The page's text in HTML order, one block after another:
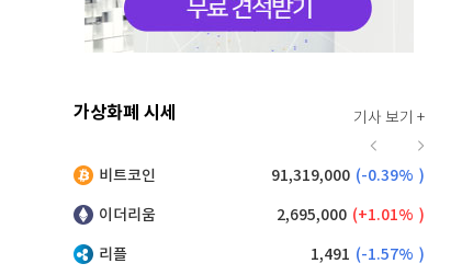
가상화폐 시세 기사 보기 +
비트코인 91,319,000 (-0.39% )
이더리움 2,695,000 ( 1.01% )
리플 1,491 (-1.57% )